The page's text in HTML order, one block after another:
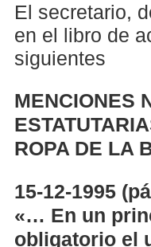
El secretario,
en el libro de
siguientes
MENCIONES
ROPA DE LA
15-12-1995
«… En un
obligatorio el